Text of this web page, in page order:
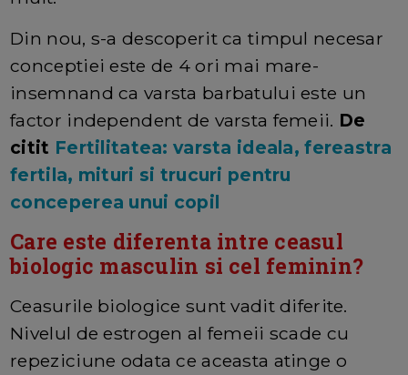
Din nou, s-a descoperit ca timpul necesar
conceptiei este de 4 ori mai mare-
insemnand ca varsta barbatului este un
factor independent de varsta femeii. De
citit Fertilitatea: varsta ideala, fereastra
fertila, mituri si trucuri pentru
conceperea unui copil
Care este diferenta intre ceasul
biologic masculin si cel feminin?
Ceasurile biologice sunt vadit diferite.
Nivelul de estrogen al femeii scade cu
repeziciune odata ce aceasta atinge o